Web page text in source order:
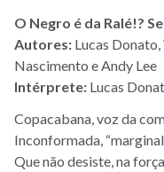
O Negro é da Ralé!?
Autores: Lucas
Nascimento e Andy Lee
Intérprete: Lucas
Copacabana, voz da
Inconformada,
Que não desiste, na